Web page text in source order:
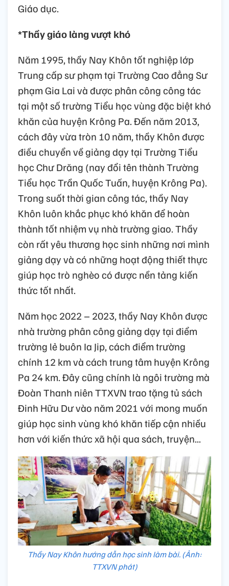
Giáo dục.
*Thầy giáo làng vượt khó
Năm 1995, thầy Nay Khôn tốt nghiệp lớp
Trung cấp sư phạm tại Trường Cao đẳng Sư
phạm Gia Lai và được phân công công tác
tại một số trường Tiểu học vùng đặc biệt khó
khăn của huyện Krông Pa. Đến năm 2013,
cách đây vừa tròn 10 năm, thầy Khôn được
điều chuyển về giảng dạy tại Trường Tiểu
học Chư Drăng (nay đổi tên thành Trường
Tiểu học Trần Quốc Tuấn, huyện Krông Pa).
Trong suốt thời gian công tác, thầy Nay
Khôn luôn khắc phục khó khăn để hoàn
thành tốt nhiệm vụ nhà trường giao. Thầy
còn rất yêu thương học sinh những nơi mình
giảng dạy và có những hoạt động thiết thực
giúp học trò nghèo có được nền tảng kiến
thức tốt nhất.
Năm học 2022 – 2023, thầy Nay Khôn được
nhà trường phân công giảng dạy tại điểm
trường lẻ buôn Ia Jip, cách điểm trường
chính 12 km và cách trung tâm huyện Krông
Pa 24 km. Đây cũng chính là ngôi trường mà
Đoàn Thanh niên TTXVN trao tặng tủ sách
Đinh Hữu Dư vào năm 2021 với mong muốn
giúp học sinh vùng khó khăn tiếp cận nhiều
hơn với kiến thức xã hội qua sách, truyện...
Thầy Nay Khôn hướng dẫn học sinh làm bài. (Ảnh:
TTXVN phát)